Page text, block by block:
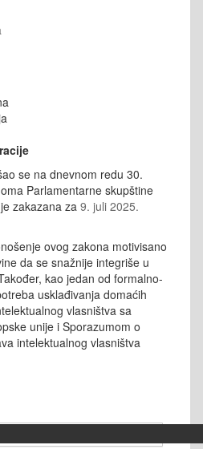
se na dnevnom redu 30.
Parlamentarne skupštine
zakazana za 9. juli 2025.
ovog zakona motivisano
da se snažnije integriše u
kao jedan od formalno-
usklađivanja domaćih
vlasništva sa
unije i Sporazumom o
intelektualnog vlasništva